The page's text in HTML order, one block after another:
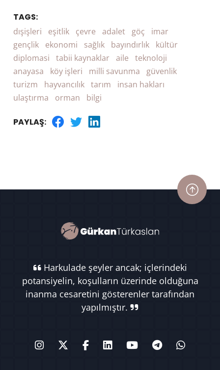
TAGS:
dışişleri eşitlik çevre adalet göç
imar
gençlik
ekonomi sağlık bayındırlık
kültür
diplomasi
tabii kaynaklar aile
teknoloji
anayasa
köy işleri milli savunma
güvenlik
turizm
hayvancılık tarım
insan hakları
ulaştırma
orman bilgi
PAYLAŞ:
Harkulade şeyler ancak; içlerindeki
potansiyelin, koşulların üzerinde olduğuna
inanma cesaretini gösterenler tarafından
yapılmıştır.